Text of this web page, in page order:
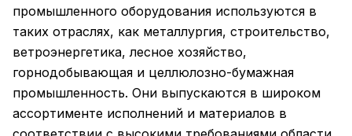
промышленного оборудования используются в
таких отраслях, как металлургия, строительство,
ветроэнергетика, лесное хозяйство,
горнодобывающая и целлюлозно-бумажная
промышленность. Они выпускаются в широком
ассортименте исполнений и материалов в